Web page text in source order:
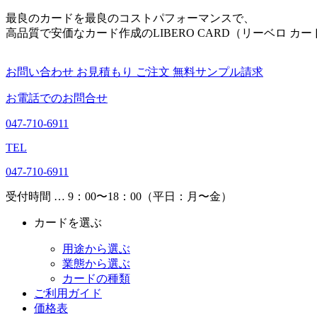
最良のカードを最良のコストパフォーマンスで、
高品質で安価なカード作成のLIBERO CARD（リーベロ カー
お問い合わせ お見積もり ご注文 無料サンプル請求
お電話でのお問合せ
047-710-6911
TEL
047-710-6911
受付時間 … 9：00〜18：00（平日：月〜金）
カードを選ぶ
用途から選ぶ
業態から選ぶ
カードの種類
ご利用ガイド
価格表